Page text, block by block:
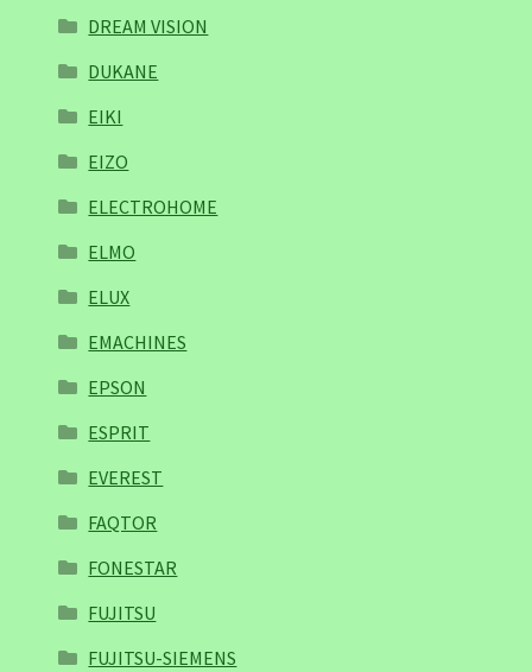
DREAM VISION
DUKANE
EIKI
EIZO
ELECTROHOME
ELMO
ELUX
EMACHINES
EPSON
ESPRIT
EVEREST
FAQTOR
FONESTAR
FUJITSU
FUJITSU-SIEMENS